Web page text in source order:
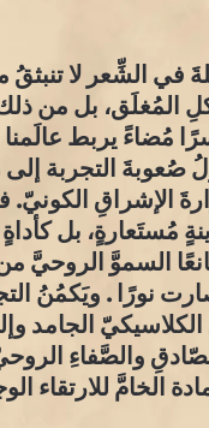
في الشِّعر لا تنبثقُ
المُغلَق، بل من
مُضاءً يربط عالَمنا
صُعوبةَ التجربة
الإشراقِ
مُستَعارةٍ، بل كأداةٍ
السموَّ الروحيَّ
نورًا . ويَكمُنُ
الكلاسيكيّ الجامد
والصَّفاءِ
الخامَّ للارتقاء